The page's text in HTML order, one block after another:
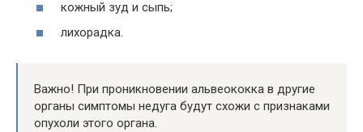
кожный зуд и сыпь;
лихорадка.
Важно! При проникновении альвеококка в другие
органы симптомы недуга будут схожи с признаками
опухоли этого органа.